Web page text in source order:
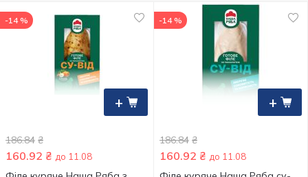
+
-14 %
186.84 ₴
160.92 ₴ до 11.08
+
-14 %
186.84 ₴
160.92 ₴ до 11.08